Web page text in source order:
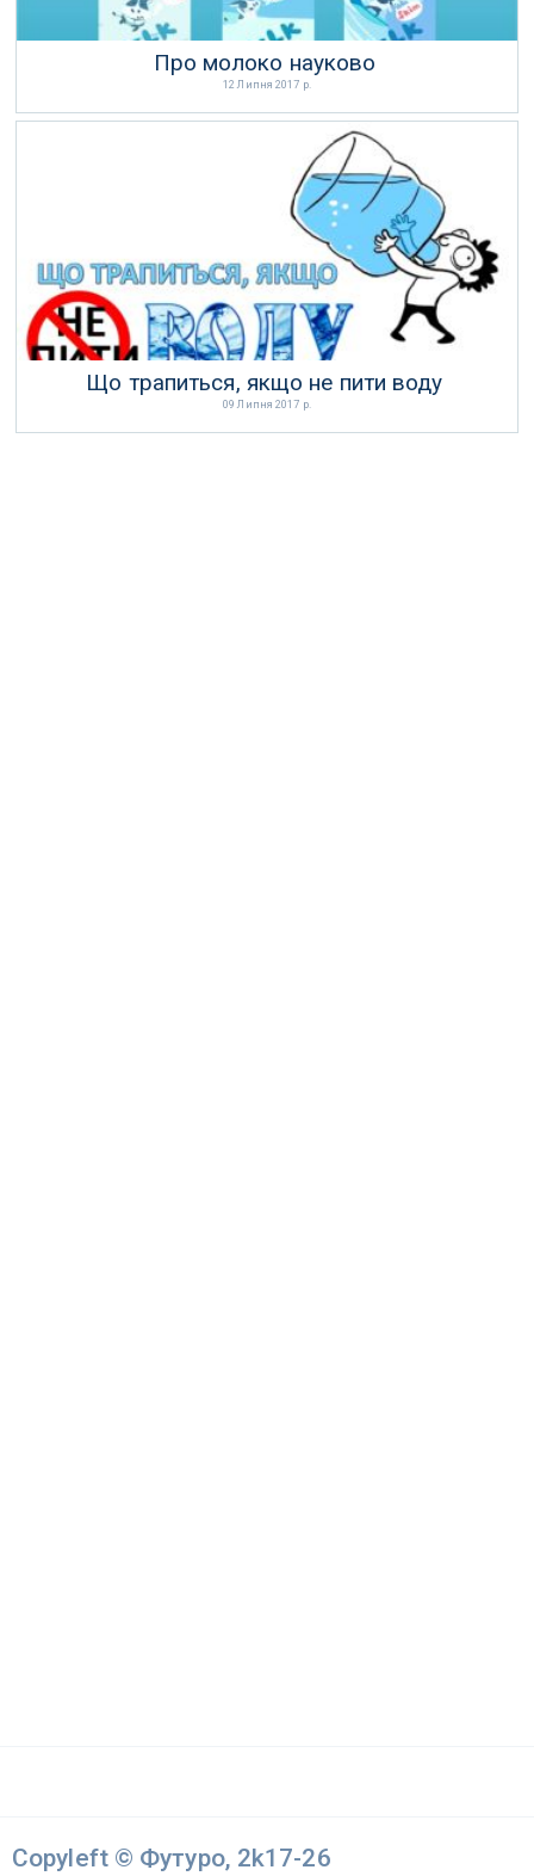
Про молоко науково
12 Липня 2017 р.
Що трапиться, якщо не пити воду
09 Липня 2017 р.
Copyleft © Футуро, 2k17-26